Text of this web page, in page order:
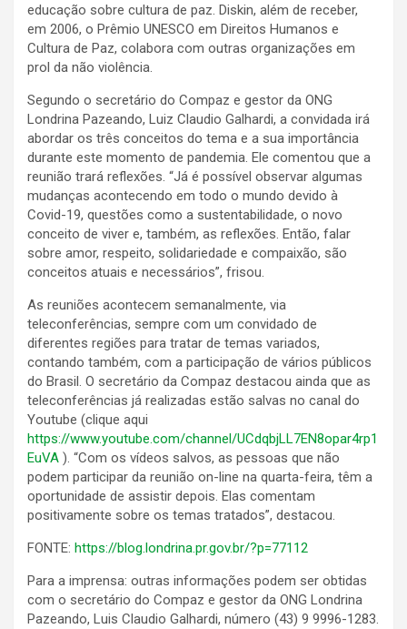
educação sobre cultura de paz. Diskin, além de receber,
em 2006, o Prêmio UNESCO em Direitos Humanos e
Cultura de Paz, colabora com outras organizações em
prol da não violência.
Segundo o secretário do Compaz e gestor da ONG
Londrina Pazeando, Luiz Claudio Galhardi, a convidada irá
abordar os três conceitos do tema e a sua importância
durante este momento de pandemia. Ele comentou que a
reunião trará reflexões. “Já é possível observar algumas
mudanças acontecendo em todo o mundo devido à
Covid-19, questões como a sustentabilidade, o novo
conceito de viver e, também, as reflexões. Então, falar
sobre amor, respeito, solidariedade e compaixão, são
conceitos atuais e necessários”, frisou.
As reuniões acontecem semanalmente, via
teleconferências, sempre com um convidado de
diferentes regiões para tratar de temas variados,
contando também, com a participação de vários públicos
do Brasil. O secretário da Compaz destacou ainda que as
teleconferências já realizadas estão salvas no canal do
Youtube (clique aqui
https://www.youtube.com/channel/UCdqbjLL7EN8opar4rp1
EuVA ). “Com os vídeos salvos, as pessoas que não
podem participar da reunião on-line na quarta-feira, têm a
oportunidade de assistir depois. Elas comentam
positivamente sobre os temas tratados”, destacou.
FONTE: https://blog.londrina.pr.gov.br/?p=77112
Para a imprensa: outras informações podem ser obtidas
com o secretário do Compaz e gestor da ONG Londrina
Pazeando, Luis Claudio Galhardi, número (43) 9 9996-1283.